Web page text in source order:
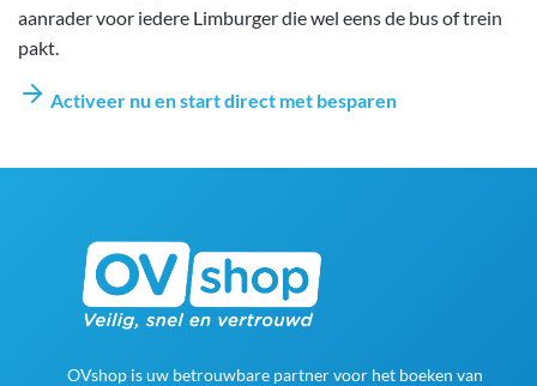
aanrader voor iedere Limburger die wel eens de bus of trein
pakt.
Activeer nu en start direct met besparen
OVshop is uw betrouwbare partner voor het boeken van